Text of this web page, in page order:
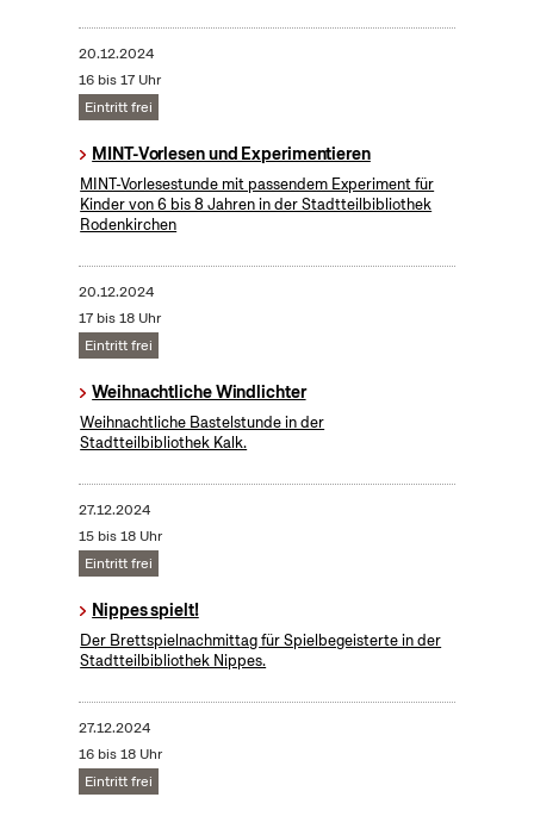
20.12.2024
16 bis 17 Uhr
Eintritt frei
MINT-Vorlesen und Experimentieren
MINT-Vorlesestunde mit passendem Experiment für
Kinder von 6 bis 8 Jahren in der Stadtteilbibliothek
Rodenkirchen
20.12.2024
17 bis 18 Uhr
Eintritt frei
Weihnachtliche Windlichter
Weihnachtliche Bastelstunde in der
Stadtteilbibliothek Kalk.
27.12.2024
15 bis 18 Uhr
Eintritt frei
Nippes spielt!
Der Brettspielnachmittag für Spielbegeisterte in der
Stadtteilbibliothek Nippes.
27.12.2024
16 bis 18 Uhr
Eintritt frei